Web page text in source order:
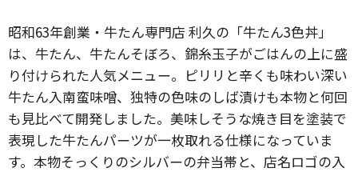
昭和63年創業・牛たん専門店 利久の「牛たん3色丼」
は、牛たん、牛たんそぼろ、錦糸玉子がごはんの上に盛
り付けられた人気メニュー。ピリリと辛くも味わい深い
牛たん入南蛮味噌、独特の色味のしば漬けも本物と何回
も見比べて開発しました。美味しそうな焼き目を塗装で
表現した牛たんパーツが一枚取れる仕様になっていま
す。本物そっくりのシルバーの弁当帯と、店名ロゴの入